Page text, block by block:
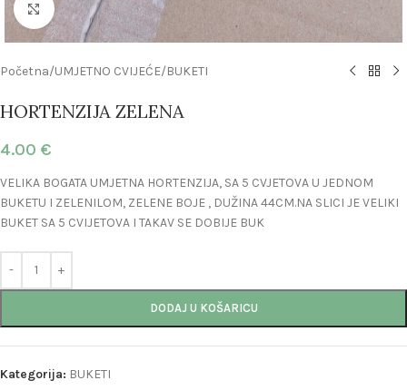
Click to enlarge
Početna/UMJETNO CVIJEĆE/BUKETI
HORTENZIJA ZELENA
4.00 €
VELIKA BOGATA UMJETNA HORTENZIJA, SA 5 CVJETOVA U JEDNOM
BUKETU I ZELENILOM, ZELENE BOJE , DUŽINA 44CM.NA SLICI JE VELIKI
BUKET SA 5 CVIJETOVA I TAKAV SE DOBIJE BUK
DODAJ U KOŠARICU
Kategorija: BUKETI